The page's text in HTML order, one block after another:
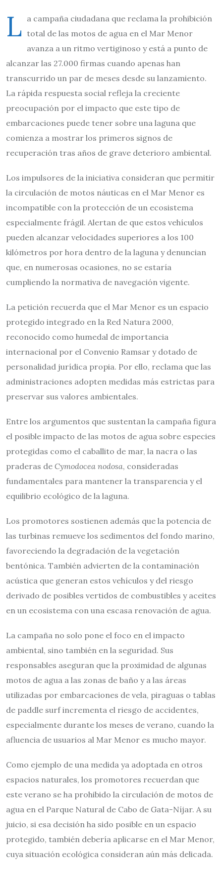
L a campaña ciudadana que reclama la prohibición
total de las motos de agua en el Mar Menor
avanza a un ritmo vertiginoso y está a punto de
alcanzar las 27.000 firmas cuando apenas han
transcurrido un par de meses desde su lanzamiento.
La rápida respuesta social refleja la creciente
preocupación por el impacto que este tipo de
embarcaciones puede tener sobre una laguna que
comienza a mostrar los primeros signos de
recuperación tras años de grave deterioro ambiental.
Los impulsores de la iniciativa consideran que permitir
la circulación de motos náuticas en el Mar Menor es
incompatible con la protección de un ecosistema
especialmente frágil. Alertan de que estos vehículos
pueden alcanzar velocidades superiores a los 100
kilómetros por hora dentro de la laguna y denuncian
que, en numerosas ocasiones, no se estaría
cumpliendo la normativa de navegación vigente.
La petición recuerda que el Mar Menor es un espacio
protegido integrado en la Red Natura 2000,
reconocido como humedal de importancia
internacional por el Convenio Ramsar y dotado de
personalidad jurídica propia. Por ello, reclama que las
administraciones adopten medidas más estrictas para
preservar sus valores ambientales.
Entre los argumentos que sustentan la campaña figura
el posible impacto de las motos de agua sobre especies
protegidas como el caballito de mar, la nacra o las
praderas de Cymodocea nodosa, consideradas
fundamentales para mantener la transparencia y el
equilibrio ecológico de la laguna.
Los promotores sostienen además que la potencia de
las turbinas remueve los sedimentos del fondo marino,
favoreciendo la degradación de la vegetación
bentónica. También advierten de la contaminación
acústica que generan estos vehículos y del riesgo
derivado de posibles vertidos de combustibles y aceites
en un ecosistema con una escasa renovación de agua.
La campaña no solo pone el foco en el impacto
ambiental, sino también en la seguridad. Sus
responsables aseguran que la proximidad de algunas
motos de agua a las zonas de baño y a las áreas
utilizadas por embarcaciones de vela, piraguas o tablas
de paddle surf incrementa el riesgo de accidentes,
especialmente durante los meses de verano, cuando la
afluencia de usuarios al Mar Menor es mucho mayor.
Como ejemplo de una medida ya adoptada en otros
espacios naturales, los promotores recuerdan que
este verano se ha prohibido la circulación de motos de
agua en el Parque Natural de Cabo de Gata-Níjar. A su
juicio, si esa decisión ha sido posible en un espacio
protegido, también debería aplicarse en el Mar Menor,
cuya situación ecológica consideran aún más delicada.